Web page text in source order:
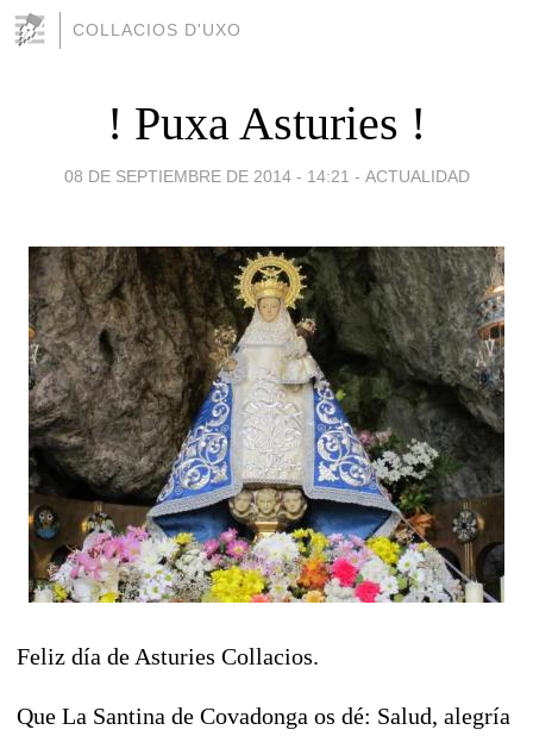
COLLACIOS D'UXO
! Puxa Asturies !
08 DE SEPTIEMBRE DE 2014 - 14:21 - ACTUALIDAD
Feliz día de Asturies Collacios.
Que La Santina de Covadonga os dé: Salud, alegría